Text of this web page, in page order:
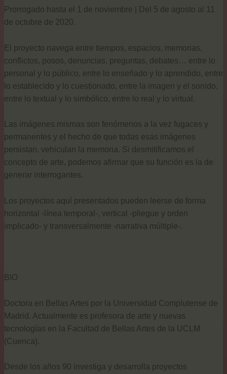
Prorrogado hasta el 1 de noviembre | Del 5 de agosto al 11
de octubre de 2020.
El proyecto navega entre tiempos, espacios, memorias,
conflictos, posos, denuncias, preguntas, debates… entre lo
personal y lo público, entre lo enseñado y lo aprendido, entre
lo establecido y lo cuestionado, entre la imagen y el sonido,
entre lo textual y lo simbólico, entre lo real y lo virtual.
Las imágenes mismas son fenómenos a la vez fugaces y
permanentes y el hecho de que todas esas imágenes
persistan, vehiculan la memoria. Si desmitificamos el
concepto de arte, podemos afirmar que su función es la de
generar interrogantes.
Los proyectos aquí presentados pueden leerse de forma
horizontal -línea temporal-, vertical -pliegue y orden
implicado- y transversalmente -narrativa múltiple-.
BIO
Doctora en Bellas Artes por la Universidad Complutense de
Madrid. Actualmente es profesora de arte y nuevas
tecnologías en la Facultad de Bellas Artes de la UCLM
(Cuenca).
Desde los años 90 investiga y desarrolla proyectos